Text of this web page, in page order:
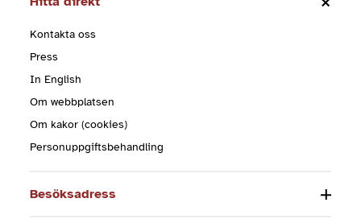
Kontakta oss
Press
In English
Om webbplatsen
Om kakor (cookies)
Personuppgiftsbehandling
Besöksadress